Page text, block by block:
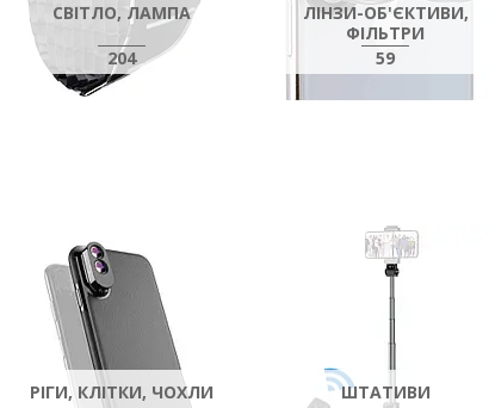
СВІТЛО, ЛАМПА
204
ЛІНЗИ-ОБ'ЄКТИВИ,
ФІЛЬТРИ
59
РІГИ, КЛІТКИ, ЧОХЛИ
ШТАТИВИ